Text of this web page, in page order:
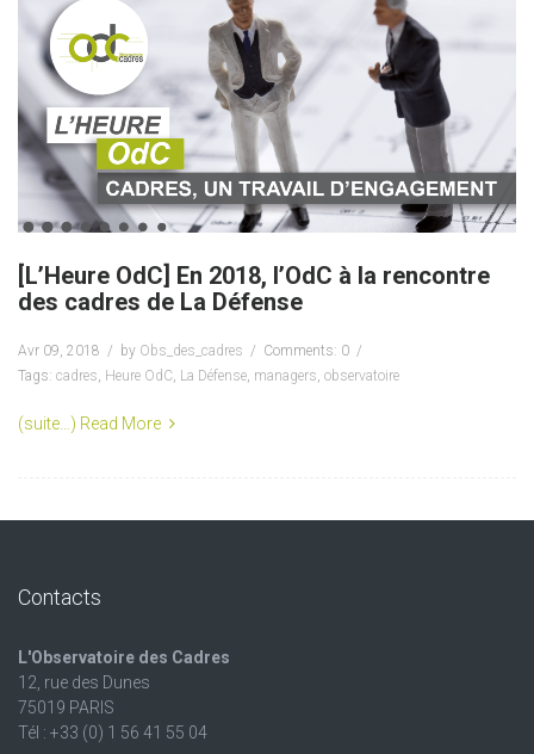
[L’Heure OdC] En 2018, l’OdC à la rencontre
des cadres de La Défense
Avr 09, 2018 by Obs_des_cadres
Comments: 0
Tags: cadres Heure OdC La Défense managers observatoire
(suite…) Read More
Contacts
L'Observatoire des Cadres
12, rue des Dunes
75019 PARIS
Tél : +33 (0) 1 56 41 55 04